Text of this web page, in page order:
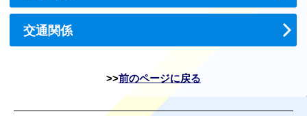
交通関係
前のページに戻る